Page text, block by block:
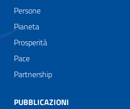
Persone
Pianeta
Prosperità
Pace
Partnership
PUBBLICAZIONI